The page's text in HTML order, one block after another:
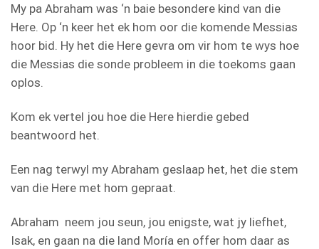
My pa Abraham was ‘n baie besondere kind van die
Here. Op ‘n keer het ek hom oor die komende Messias
hoor bid. Hy het die Here gevra om vir hom te wys hoe
die Messias die sonde probleem in die toekoms gaan
oplos.
Kom ek vertel jou hoe die Here hierdie gebed
beantwoord het.
Een nag terwyl my Abraham geslaap het, het die stem
van die Here met hom gepraat.
Abraham neem jou seun, jou enigste, wat jy liefhet,
Isak, en gaan na die land Moría en offer hom daar as